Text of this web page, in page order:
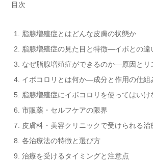
目次
脂腺増殖症とはどんな皮膚の状態か
脂腺増殖症の見た目と特徴―イボとの違
なぜ脂腺増殖症ができるのか―原因とリ
イボコロリとは何か―成分と作用の仕組
脂腺増殖症にイボコロリを使ってはいけ
市販薬・セルフケアの限界
皮膚科・美容クリニックで受けられる治
各治療法の特徴と選び方
治療を受けるタイミングと注意点